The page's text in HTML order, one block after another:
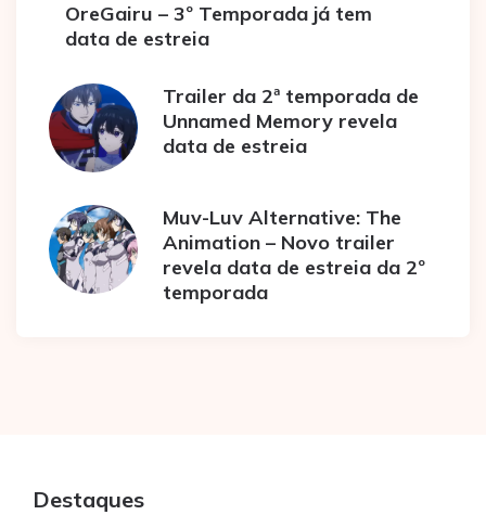
OreGairu – 3º Temporada já tem
data de estreia
Trailer da 2ª temporada de
Unnamed Memory revela
data de estreia
Muv-Luv Alternative: The
Animation – Novo trailer
revela data de estreia da 2º
temporada
Destaques